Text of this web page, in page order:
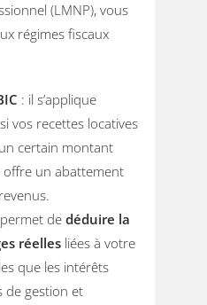
(LMNP), vous
régimes fiscaux
: il s’applique
vos recettes locatives
certain montant
offre un abattement
dedéduire la
réelles liées à votre
que les intérêts
de gestion et